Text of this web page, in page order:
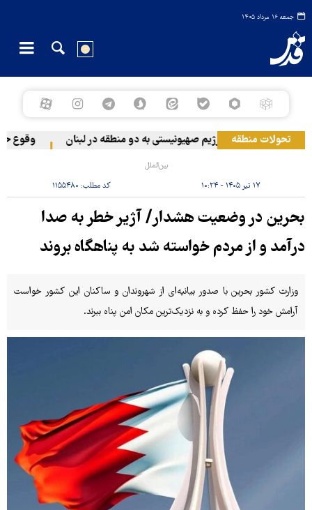
جمعه ۱۶ مرداد ۱۴۰۵
تحولات منطقهحمله رژیم صهیونیستی به دو منطقه در لبنان وقوع
بین‌الملل
۱۷ تیر ۱۴۰۵ - ۱۰:۲۴ کد مطلب: ۱۱۵۵۴۸۰
بحرین در وضعیت هشدار/ آژیر خطر به صدا
درآمد و از مردم خواسته شد به پناهگاه بروند
وزارت کشور بحرین با صدور بیانیه‌ای از شهروندان و ساکنان این کشور خواست
آرامش خود را حفظ کرده و به نزدیک‌ترین مکان امن پناه ببرند.